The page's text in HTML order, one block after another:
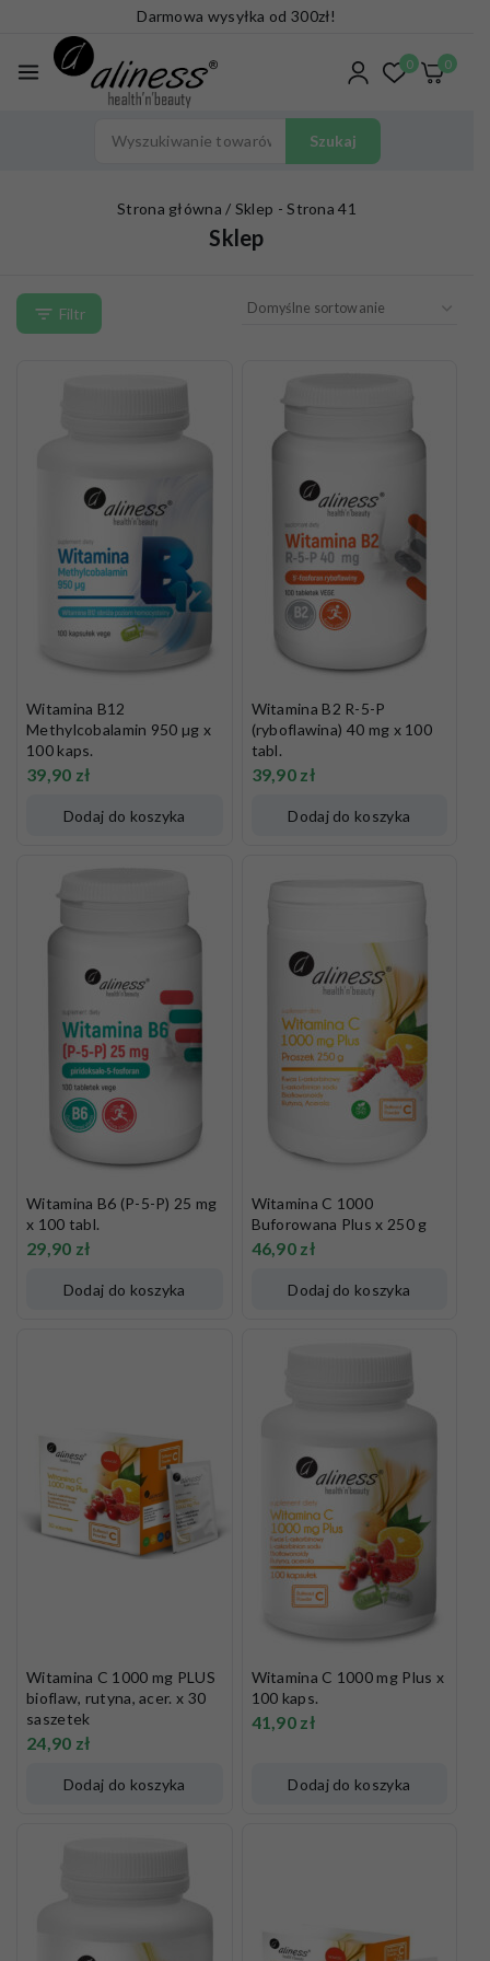
Darmowa wysyłka od 300zł!
0 0
Szukaj
Strona główna / Sklep - Strona 41
Sklep
Filtr
Witamina B12
Methylcobalamin 950 µg x
100 kaps.
39,90 zł
Dodaj do koszyka
Witamina B2 R-5-P
(ryboflawina) 40 mg x 100
tabl.
39,90 zł
Dodaj do koszyka
Witamina B6 (P-5-P) 25 mg
x 100 tabl.
29,90 zł
Dodaj do koszyka
Witamina C 1000
Buforowana Plus x 250 g
46,90 zł
Dodaj do koszyka
Witamina C 1000 mg PLUS
bioflaw, rutyna, acer. x 30
saszetek
24,90 zł
Dodaj do koszyka
Witamina C 1000 mg Plus x
100 kaps.
41,90 zł
Dodaj do koszyka